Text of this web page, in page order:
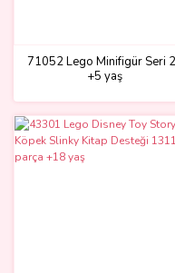
71052 Lego Minifigür Seri
+5 yaş